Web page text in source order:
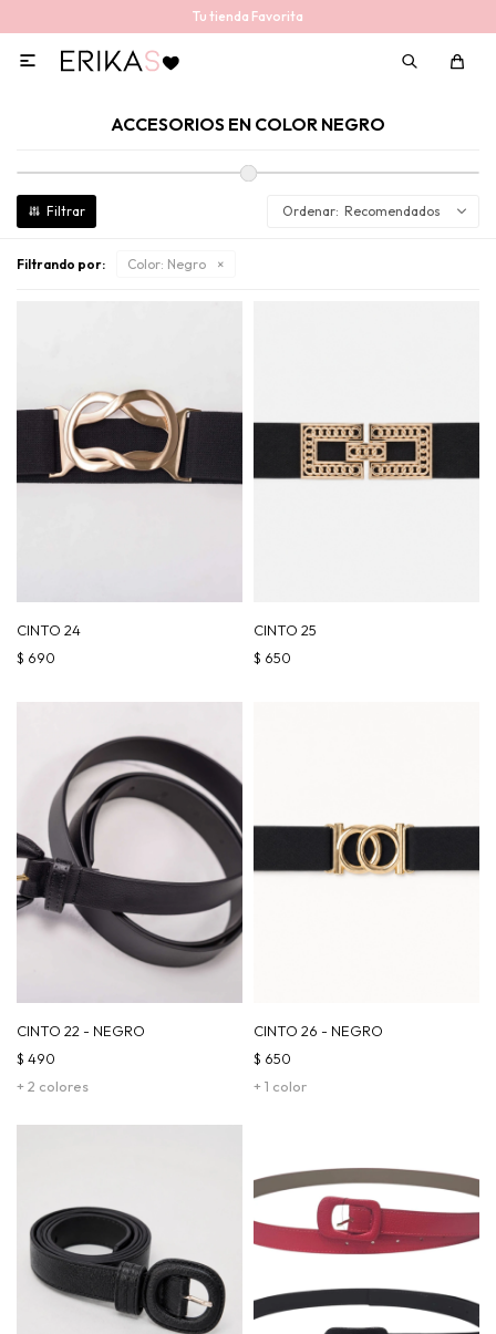
Tu tienda Favorita

ACCESORIOS EN COLOR NEGRO
Recomendados
Filtrando por: Color: Negro
CINTO 24
$ 690
CINTO 25
$ 650
CINTO 22 - NEGRO
+ 2 colores
$ 490
CINTO 26 - NEGRO
+ 1 color
$ 650